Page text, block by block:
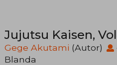
Jujutsu Kaisen,
Gege Akutami (Autor)
Blanda